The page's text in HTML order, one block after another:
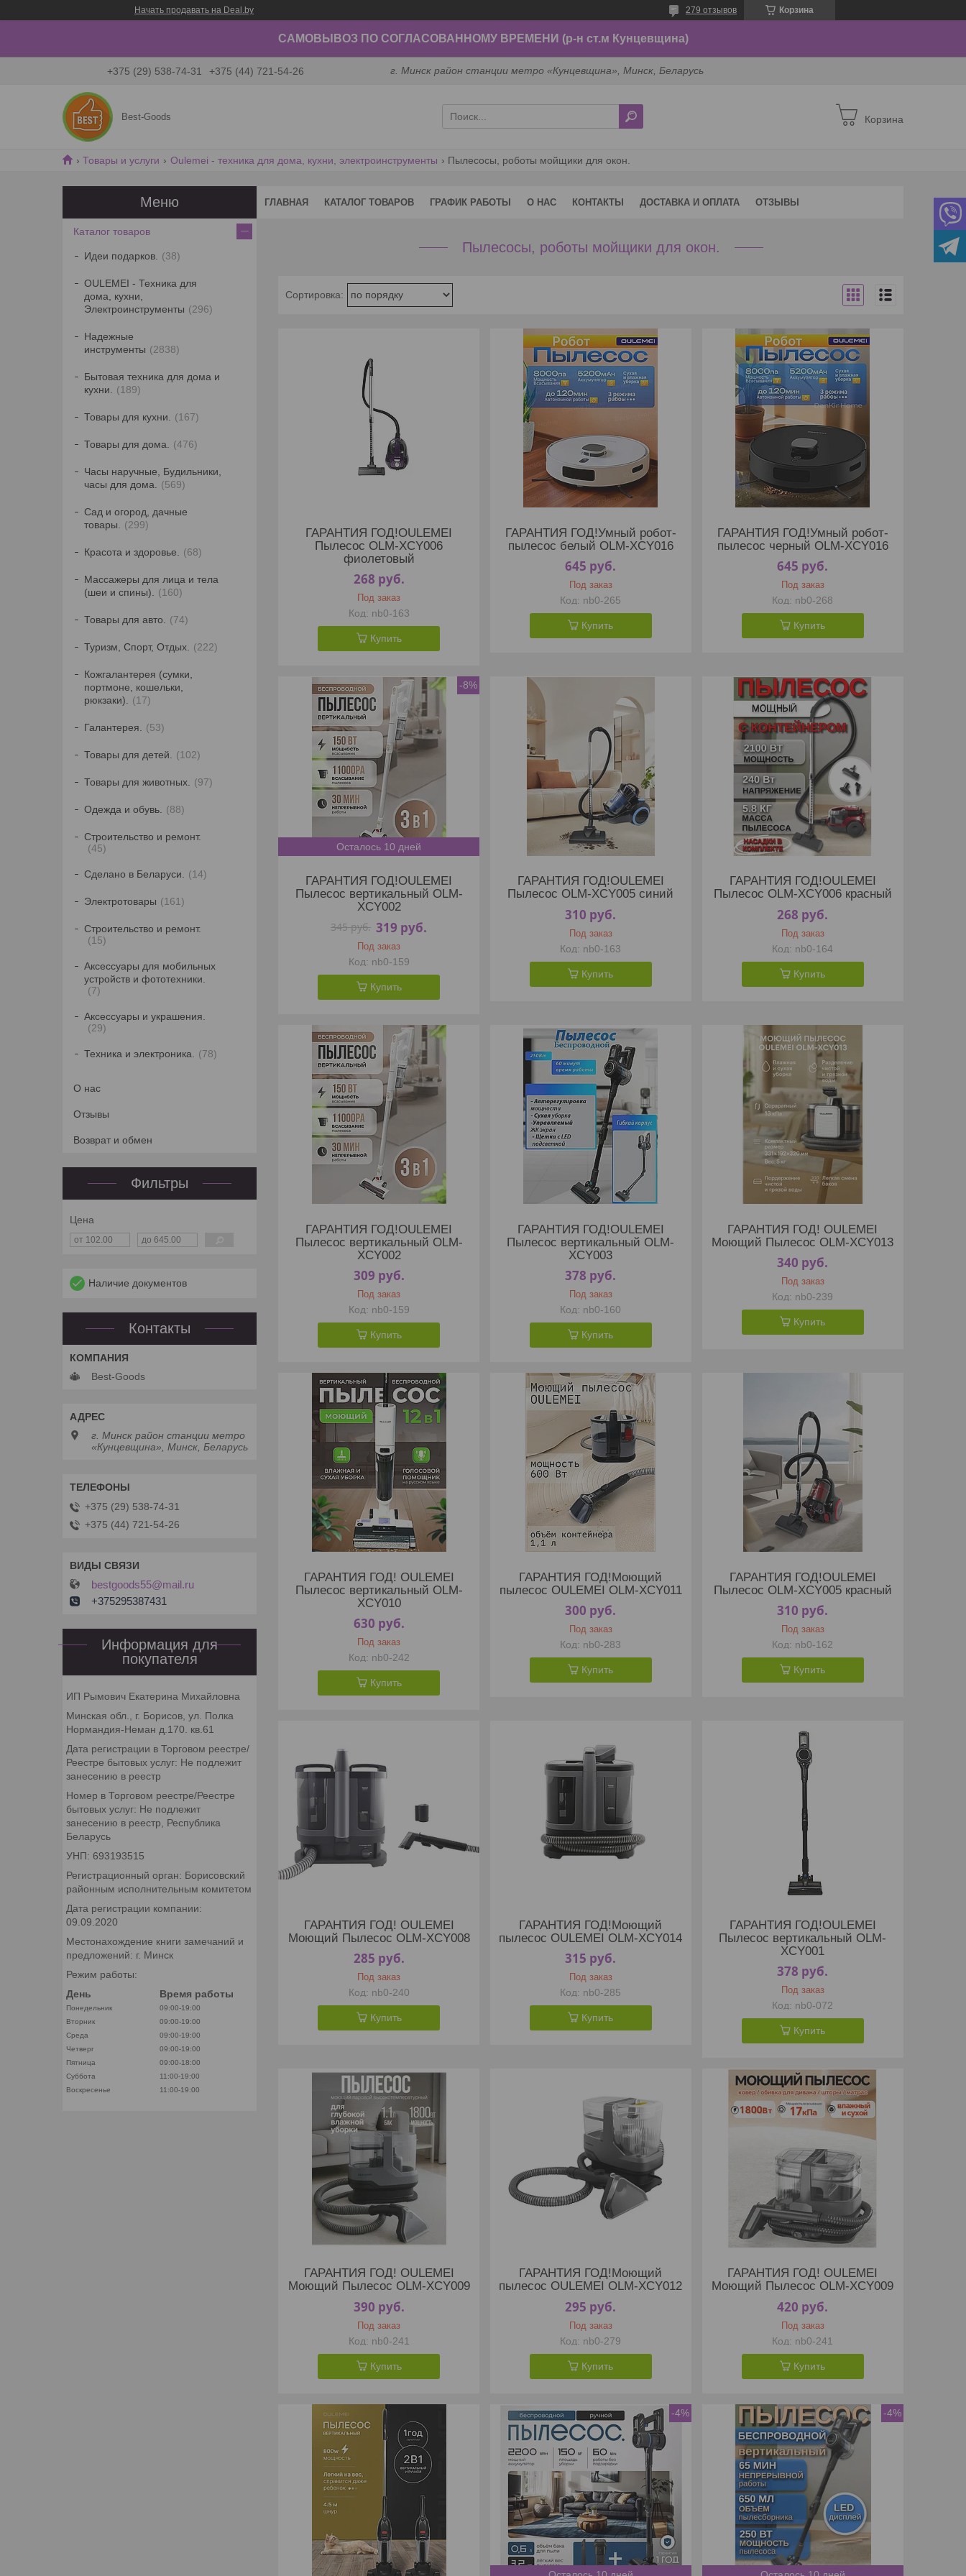
Начать продавать на Deal.by Корзина
279 отзывов
САМОВЫВОЗ ПО СОГЛАСОВАННОМУ ВРЕМЕНИ (р-н ст.м Кунцевщина)
+375 (29) 538-74-31 +375 (44) 721-54-26 г. Минск район станции метро «Кунцевщина», Минск, Беларусь
Best-Goods Корзина
Товары и услуги Oulemei - техника для дома, кухни, электроинструменты Пылесосы, роботы мойщики для окон.
ГЛАВНАЯ КАТАЛОГ ТОВАРОВ ГРАФИК РАБОТЫ О НАС КОНТАКТЫ ДОСТАВКА И ОПЛАТА ОТЗЫВЫ
Пылесосы, роботы мойщики для окон.
ГАРАНТИЯ ГОД!OULEMEI
Пылесос OLM-XCY006
фиолетовый
268 руб.
Под заказ
nb0-163
Купить
ГАРАНТИЯ ГОД!Умный робот-
пылесос белый OLM-XCY016
645 руб.
Под заказ
nb0-265
Купить
ГАРАНТИЯ ГОД!Умный робот-
пылесос черный OLM-XCY016
645 руб.
Под заказ
nb0-268
Купить
-8%
Осталось 10 дней
ГАРАНТИЯ ГОД!OULEMEI
Пылесос вертикальный OLM-
XCY002
345руб. 319 руб.
Под заказ
nb0-159
Купить
ГАРАНТИЯ ГОД!OULEMEI
Пылесос OLM-XCY005 синий
310 руб.
Под заказ
nb0-163
Купить
ГАРАНТИЯ ГОД!OULEMEI
Пылесос OLM-XCY006 красный
268 руб.
Под заказ
nb0-164
Купить
ГАРАНТИЯ ГОД!OULEMEI
Пылесос вертикальный OLM-
XCY002
309 руб.
Под заказ
nb0-159
Купить
ГАРАНТИЯ ГОД!OULEMEI
Пылесос вертикальный OLM-
XCY003
378 руб.
Под заказ
nb0-160
Купить
ГАРАНТИЯ ГОД! OULEMEI
Моющий Пылесос OLM-XCY013
340 руб.
Под заказ
nb0-239
Купить
ГАРАНТИЯ ГОД! OULEMEI
Пылесос вертикальный OLM-
XCY010
630 руб.
Под заказ
nb0-242
Купить
ГАРАНТИЯ ГОД!Моющий
пылесос OULEMEI OLM-XCY011
300 руб.
Под заказ
nb0-283
Купить
ГАРАНТИЯ ГОД!OULEMEI
Пылесос OLM-XCY005 красный
310 руб.
Под заказ
nb0-162
Купить
ГАРАНТИЯ ГОД! OULEMEI
Моющий Пылесос OLM-XCY008
285 руб.
Под заказ
nb0-240
Купить
ГАРАНТИЯ ГОД!Моющий
пылесос OULEMEI OLM-XCY014
315 руб.
Под заказ
nb0-285
Купить
ГАРАНТИЯ ГОД!OULEMEI
Пылесос вертикальный OLM-
XCY001
378 руб.
Под заказ
nb0-072
Купить
ГАРАНТИЯ ГОД! OULEMEI
Моющий Пылесос OLM-XCY009
390 руб.
Под заказ
nb0-241
Купить
ГАРАНТИЯ ГОД!Моющий
пылесос OULEMEI OLM-XCY012
295 руб.
Под заказ
nb0-279
Купить
ГАРАНТИЯ ГОД! OULEMEI
Моющий Пылесос OLM-XCY009
420 руб.
Под заказ
nb0-241
Купить
-4% -4%
Каталог товаров
Идеи подарков. 38
OULEMEI - Техника для
дома, кухни,
Электроинструменты
296
Надежные
инструменты
2838
Бытовая техника для дома и
кухни.
189
Товары для кухни. 167
Товары для дома. 476
Часы наручные, Будильники,
часы для дома.
569
Сад и огород, дачные
товары.
299
Красота и здоровье. 68
Массажеры для лица и тела
(шеи и спины).
160
Товары для авто. 74
Туризм, Спорт, Отдых. 222
Кожгалантерея (сумки,
портмоне, кошельки,
рюкзаки).
17
Галантерея. 53
Товары для детей. 102
Товары для животных. 97
Одежда и обувь. 88
Строительство и ремонт.
45
Сделано в Беларуси. 14
Электротовары 161
Строительство и ремонт.
15
Аксессуары для мобильных
устройств и фототехники.
7
Аксессуары и украшения.
29
Техника и электроника. 78
О нас
Отзывы
Возврат и обмен
Фильтры
Цена
Наличие документов
Контакты
Best-Goods
г. Минск район станции метро
«Кунцевщина», Минск, Беларусь
+375 (29) 538-74-31
+375 (44) 721-54-26
bestgoods55@mail.ru
+375295387431
Информация для
покупателя
ИП Рымович Екатерина Михайловна
Минская обл., г. Борисов, ул. Полка
Нормандия-Неман д.170. кв.61
Дата регистрации в Торговом реестре/
Реестре бытовых услуг: Не подлежит
занесению в реестр
Номер в Торговом реестре/Реестре
бытовых услуг: Не подлежит
занесению в реестр, Республика
Беларусь
УНП: 693193515
Регистрационный орган: Борисовский
районным исполнительным комитетом
Дата регистрации компании:
09.09.2020
Местонахождение книги замечаний и
предложений: г. Минск
Режим работы:
День
Время работы
Понедельник
09:00-19:00
Вторник
09:00-19:00
Среда
09:00-19:00
Четверг
09:00-19:00
Пятница
09:00-18:00
Суббота
11:00-19:00
Воскресенье
11:00-19:00